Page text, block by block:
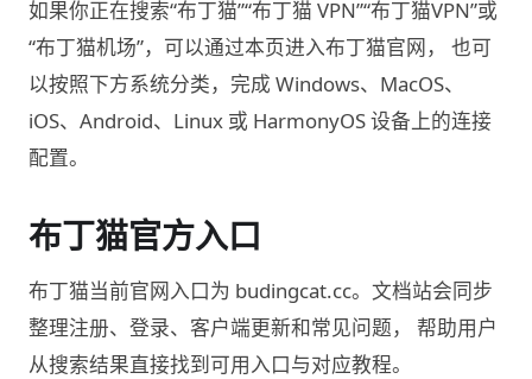
如果你正在搜索“布丁猫”“布丁猫 VPN”“布丁猫VPN”或
“布丁猫机场”，可以通过本页进入布丁猫官网， 也可
以按照下方系统分类，完成 Windows、MacOS、
iOS、Android、Linux 或 HarmonyOS 设备上的连接
配置。
布丁猫官方入口
布丁猫当前官网入口为 budingcat.cc。文档站会同步
整理注册、登录、客户端更新和常见问题， 帮助用户
从搜索结果直接找到可用入口与对应教程。